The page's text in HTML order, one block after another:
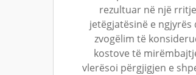
rezultuar në një
jetëgjatësinë e ngjyrës
zvogëlim të
kostove të
vlerësoi përgjigjen e